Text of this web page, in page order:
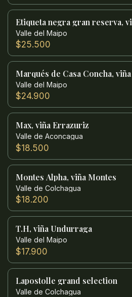
Etiqueta negra gran reserva,
Valle del Maipo
$25.500
Marqués de Casa Concha,
Valle del Maipo
$24.900
Max, viña Errazuriz
Valle de Aconcagua
$18.500
Montes Alpha, viña Montes
Valle de Colchagua
$18.200
T.H, viña Undurraga
Valle del Maipo
$17.900
Lapostolle grand selection
Valle de Colchagua